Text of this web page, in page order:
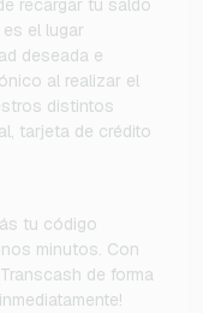
recargar tu saldo
el lugar
deseada e
al realizar el
distintos
tarjeta de crédito
tu código
minutos. Con
de forma